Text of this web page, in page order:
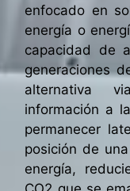
enfocado en
energía o
capacidad de
generaciones
alternativa
información a
permanecer
posición de
energía,